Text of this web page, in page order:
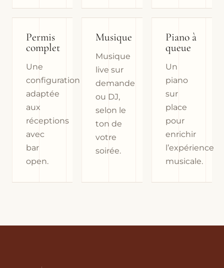
Permis
complet
Une
configuration
adaptée
aux
réceptions
avec
bar
open.
Musique
Musique
live sur
demande
ou DJ,
selon le
ton de
votre
soirée.
Piano à
queue
Un
piano
sur
place
pour
enrichir
l’expérience
musicale.